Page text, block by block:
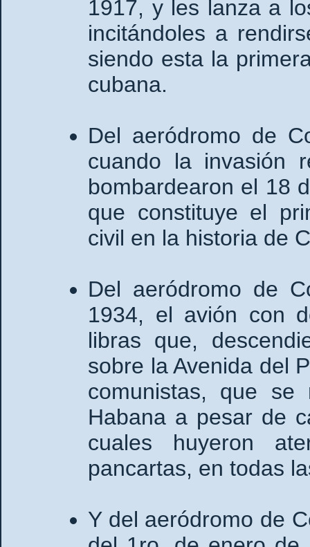
1917, y les lanza a
incitándoles a
siendo esta la
cubana.
Del aeródromo de
cuando la invasión
bombardearon el 18
que constituye el
civil en la historia de
Del aeródromo de
1934, el avión con
libras que,
sobre la Avenida del
comunistas, que
Habana a pesar de
cuales huyeron
pancartas, en todas
Y del aeródromo de